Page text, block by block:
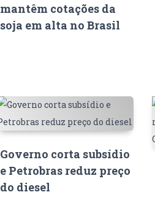
mantêm cotações da
soja em alta no Brasil
Governo corta subsídio
e Petrobras reduz preço
do diesel